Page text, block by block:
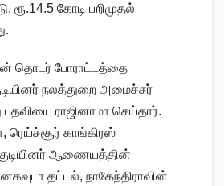
ரூ.14.5 கோடி பறிமுதல்
தொடர் போராட்டத்தை
நலத்துறை அமைச்சர்
பதவியை ராஜினாமா செய்தார்.
ரெய்ச்சூர் காங்கிரஸ்
ஆணையத்தின்
தட்டல், நாகேந்திராவின்